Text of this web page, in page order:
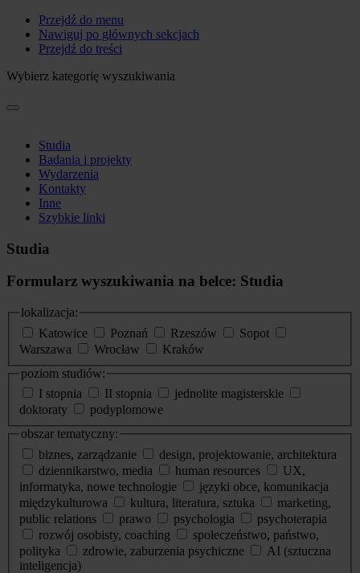
Przejdź do menu
Nawiguj po głównych sekcjach
Przejdź do treści
Wybierz kategorię wyszukiwania
Studia
Badania i projekty
Wydarzenia
Kontakty
Inne
Szybkie linki
Studia
Formularz wyszukiwania na belce: Studia
lokalizacja:
Katowice
Poznań Rzeszów
Sopot
Warszawa
Wrocław
Kraków
poziom studiów:
I stopnia
II stopnia
jednolite magisterskie
doktoraty
podyplomowe
obszar tematyczny:
biznes, zarządzanie
design, projektowanie, architektura
dziennikarstwo, media
human resources
UX,
informatyka, nowe technologie
języki obce, komunikacja
międzykulturowa
kultura, literatura, sztuka
marketing,
public relations
prawo psychologia
psychoterapia
rozwój osobisty, coaching
społeczeństwo, państwo,
polityka
zdrowie, zaburzenia psychiczne
AI (sztuczna
inteligencja)